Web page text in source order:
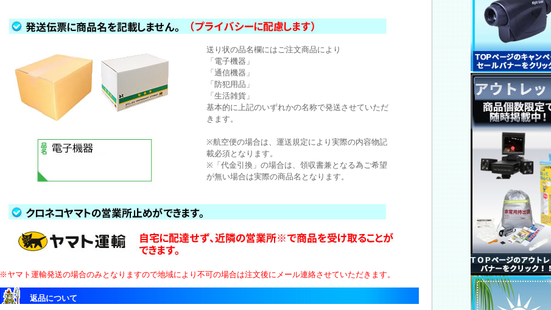
送り状の品名欄にはご注文商品により
「電子機器」
「通信機器」
「防犯用品」
「生活雑貨」
基本的に上記のいずれかの名称で発送させていただ
きます。
※航空便の場合は、運送規定により実際の内容物記
載必須となります。
※「代金引換」の場合は、領収書兼となる為ご希望
が無い場合は実際の商品名となります。
※ヤマト運輸発送の場合のみとなりますので地域により不可の場合は注文後にメール連絡させていただきます。
返品について